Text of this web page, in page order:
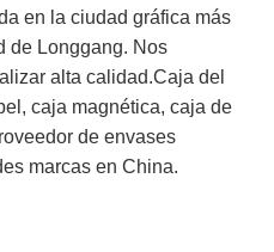
en la ciudad gráfica más
de Longgang. Nos
alta calidad.Caja del
caja magnética, caja de
de envases
marcas en China.